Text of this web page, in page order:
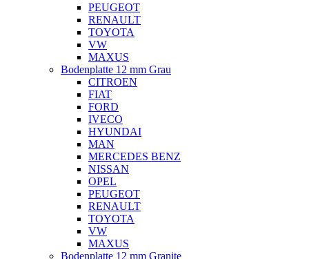
PEUGEOT
RENAULT
TOYOTA
VW
MAXUS
Bodenplatte 12 mm Grau
CITROEN
FIAT
FORD
IVECO
HYUNDAI
MAN
MERCEDES BENZ
NISSAN
OPEL
PEUGEOT
RENAULT
TOYOTA
VW
MAXUS
Bodenplatte 12 mm Granite